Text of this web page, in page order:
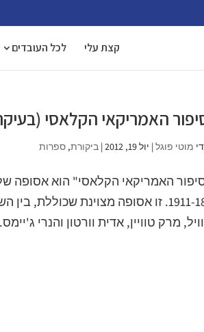
קצת עלי לכל העובדים
האמריקאי הקלאסי
מוטי פוגל| יול 19, 2012 |ביקורת,ספרות
1911-1820. זו אסופה מצוינת
מרק טוויין, אדית וורטון והנרי